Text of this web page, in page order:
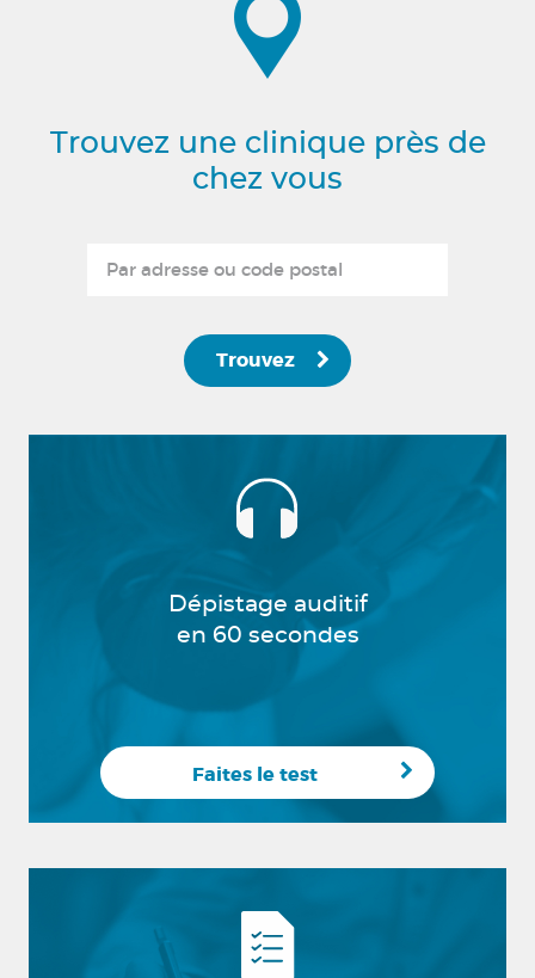
Trouvez une clinique près de
chez vous
Trouvez
Dépistage auditif
en 60 secondes
Faites le test